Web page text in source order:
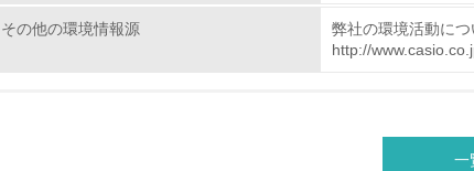
17. <L1> 化学物質の使用量及び外部（大気・水・土
その他の環境情報源
弊社の環境活動につ
http://
一